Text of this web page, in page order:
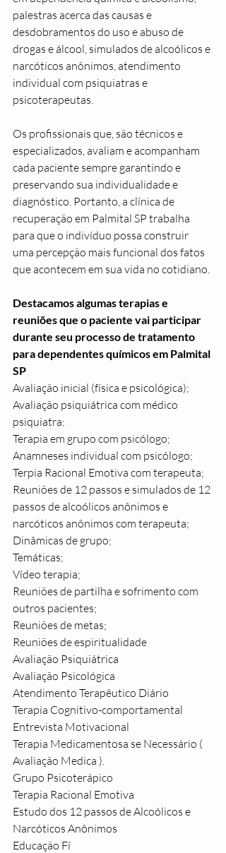
palestras acerca das causas e
desdobramentos do uso e abuso de
drogas e álcool, simulados de alcoólicos e
narcóticos anônimos, atendimento
individual com psiquiatras e
psicoterapeutas.
Os profissionais que, são técnicos e
especializados, avaliam e acompanham
cada paciente sempre garantindo e
preservando sua individualidade e
diagnóstico. Portanto, a clínica de
recuperação em Palmital SP trabalha
para que o indivíduo possa construir
uma percepção mais funcional dos fatos
que acontecem em sua vida no cotidiano.
Destacamos algumas terapias e
reuniões que o paciente vai participar
durante seu processo de tratamento
para dependentes químicos em Palmital
SP
Avaliação inicial (física e psicológica);
Avaliação psiquiátrica com médico
psiquiatra;
Terapia em grupo com psicólogo;
Anamneses individual com psicólogo;
Terpia Racional Emotiva com terapeuta;
Reuniões de 12 passos e simulados de 12
passos de alcoólicos anônimos e
narcóticos anônimos com terapeuta;
Dinâmicas de grupo;
Temáticas;
Vídeo terapia;
Reuniões de partilha e sofrimento com
outros pacientes;
Reuniões de metas;
Reuniões de espiritualidade
Avaliação Psiquiátrica
Avaliação Psicológica
Atendimento Terapêutico Diário
Terapia Cognitivo-comportamental
Entrevista Motivacional
Terapia Medicamentosa se Necessário (
Avaliação Medica ).
Grupo Psicoterápico
Terapia Racional Emotiva
Estudo dos 12 passos de Alcoólicos e
Narcóticos Anônimos
Educação Fí